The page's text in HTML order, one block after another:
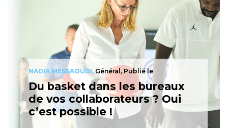
NADIA MESSAOUDI, Général, Publié le
Du basket dans les bureaux
de vos collaborateurs ? Oui
c’est possible !